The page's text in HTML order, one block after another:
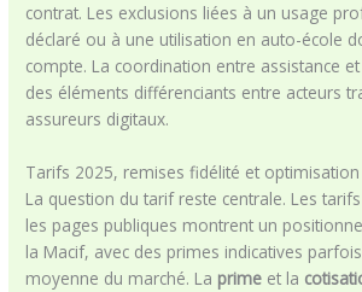
contrat. Les exclusions liées à un usage
déclaré ou à une utilisation en auto-école
compte. La coordination entre assistance
des éléments différenciants entre acteurs
assureurs digitaux.
Tarifs 2025, remises fidélité et
La question du tarif reste centrale. Les
les pages publiques montrent un
la Macif, avec des primes indicatives
moyenne du marché. La prime et la